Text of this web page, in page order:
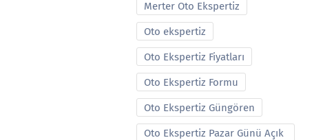
Merter Oto Ekspertiz
Oto ekspertiz
Oto Ekspertiz Fiyatları
Oto Ekspertiz Formu
Oto Ekspertiz Güngören
Oto Ekspertiz Pazar Günü Açık